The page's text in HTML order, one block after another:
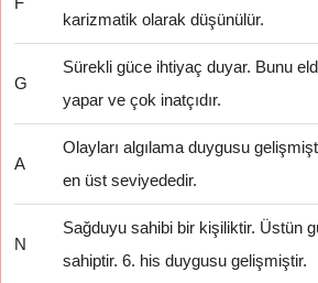
karizmatik olarak düşünülür.
G
Sürekli güce ihtiyaç duyar. Bunu
yapar ve çok inatçıdır.
A
Olayları algılama duygusu
en üst seviyededir.
N
Sağduyu sahibi bir kişiliktir. Üstün
sahiptir. 6. his duygusu gelişmiştir.